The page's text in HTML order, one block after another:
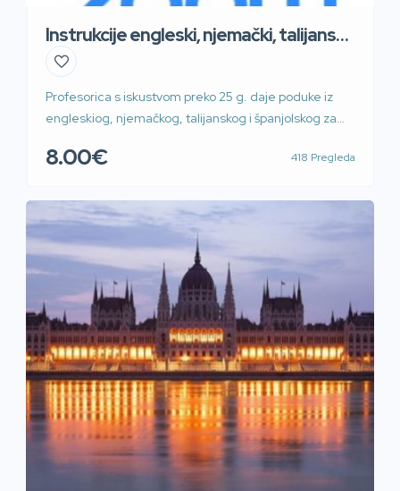
Instrukcije engleski, njemački, talijanski i
španj
Profesorica s iskustvom preko 25 g. daje poduke iz
engleskiog, njemačkog, talijanskog i španjolskog za
WhatsApp, Skype, Zoom i Teams, Prilaz G. Deželića.
8.00€ 418 Pregleda